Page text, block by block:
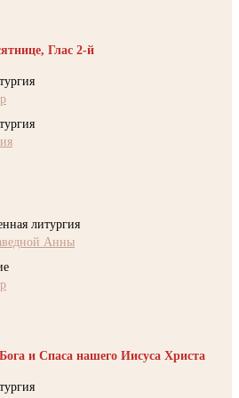
Глас 2-й
литургия
Анны
и Спаса нашего Иисуса Христа